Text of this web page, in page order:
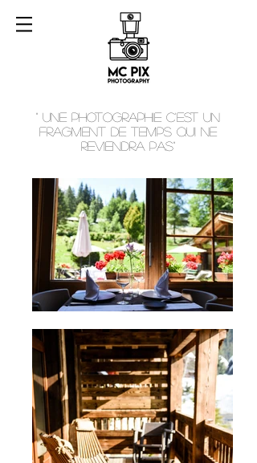
" une photographie c'est un
fragment de temps qui ne
reviendra pas"